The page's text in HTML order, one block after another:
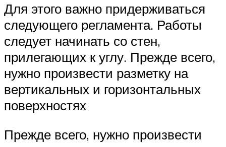
Для этого важно придерживаться
следующего регламента. Работы
следует начинать со стен,
прилегающих к углу. Прежде всего,
нужно произвести разметку на
вертикальных и горизонтальных
поверхностях
Прежде всего, нужно произвести